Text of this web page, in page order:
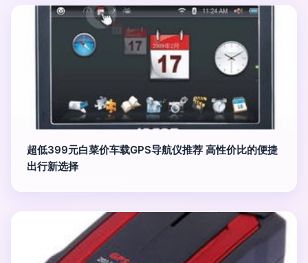
超低399元白菜价车载GPS导航仪推荐 高性价比的便捷
出行新选择